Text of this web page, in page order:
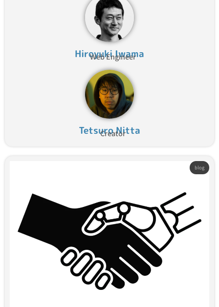
Hiroyuki Iwama
Web Engineer
Tetsuro Nitta
Creator
blog